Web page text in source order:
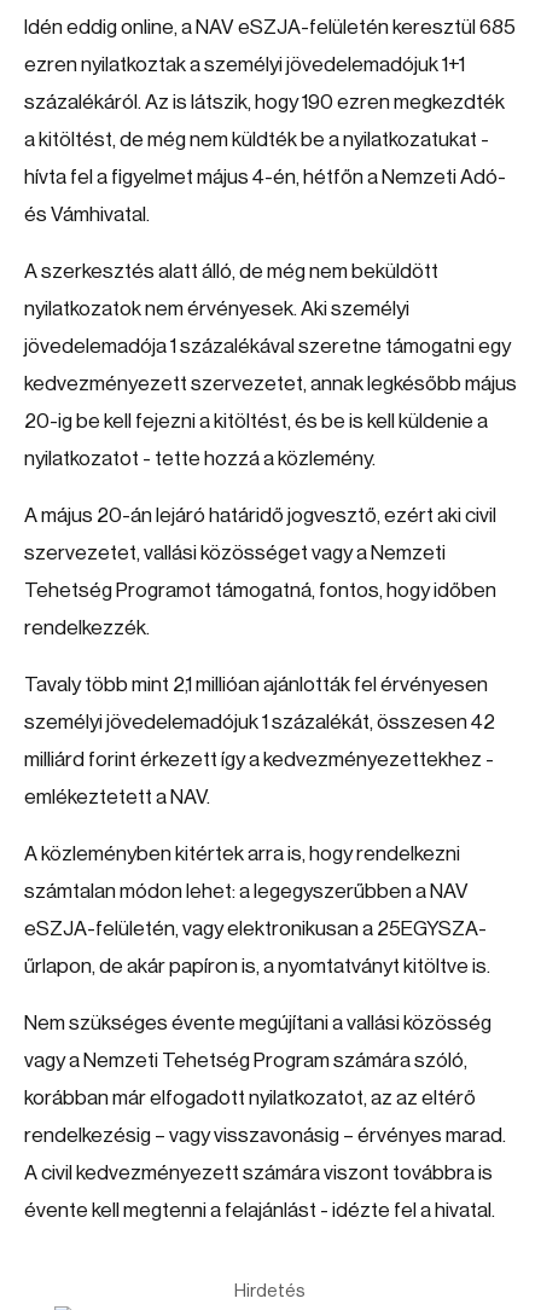
Idén eddig online, a NAV eSZJA-felületén keresztül 685
ezren nyilatkoztak a személyi jövedelemadójuk 1+1
százalékáról. Az is látszik, hogy 190 ezren megkezdték
a kitöltést, de még nem küldték be a nyilatkozatukat -
hívta fel a figyelmet május 4-én, hétfőn a Nemzeti Adó-
és Vámhivatal.
A szerkesztés alatt álló, de még nem beküldött
nyilatkozatok nem érvényesek. Aki személyi
jövedelemadója 1 százalékával szeretne támogatni egy
kedvezményezett szervezetet, annak legkésőbb május
20-ig be kell fejezni a kitöltést, és be is kell küldenie a
nyilatkozatot - tette hozzá a közlemény.
A május 20-án lejáró határidő jogvesztő, ezért aki civil
szervezetet, vallási közösséget vagy a Nemzeti
Tehetség Programot támogatná, fontos, hogy időben
rendelkezzék.
Tavaly több mint 2,1 millióan ajánlották fel érvényesen
személyi jövedelemadójuk 1 százalékát, összesen 42
milliárd forint érkezett így a kedvezményezettekhez -
emlékeztetett a NAV.
A közleményben kitértek arra is, hogy rendelkezni
számtalan módon lehet: a legegyszerűbben a NAV
eSZJA-felületén, vagy elektronikusan a 25EGYSZA-
űrlapon, de akár papíron is, a nyomtatványt kitöltve is.
Nem szükséges évente megújítani a vallási közösség
vagy a Nemzeti Tehetség Program számára szóló,
korábban már elfogadott nyilatkozatot, az az eltérő
rendelkezésig – vagy visszavonásig – érvényes marad.
A civil kedvezményezett számára viszont továbbra is
évente kell megtenni a felajánlást - idézte fel a hivatal.
Hirdetés